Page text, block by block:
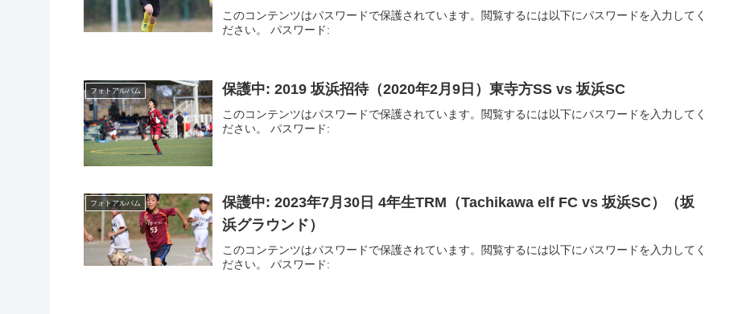
このコンテンツはパスワードで保護されています。閲覧するには以下にパスワードを入力してく
ださい。 パスワード:
フォトアルバム 保護中: 2019 坂浜招待（2020年2月9日）東寺方SS vs 坂浜SC
このコンテンツはパスワードで保護されています。閲覧するには以下にパスワードを入力してく
ださい。 パスワード:
フォトアルバム
保護中: 2023年7月30日 4年生TRM（Tachikawa elf FC vs 坂浜SC）（坂
浜グラウンド）
このコンテンツはパスワードで保護されています。閲覧するには以下にパスワードを入力してく
ださい。 パスワード: